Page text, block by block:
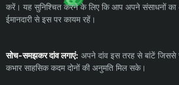
करें। यह सुनिश्चित करने के लिए कि आप अपने संसाधनों का
ईमानदारी से इस पर कायम रहें।
सोच-समझकर दांव लगाएं: अपने दांव इस तरह से बांटें
कभार साहसिक कदम दोनों की अनुमति मिल सके।